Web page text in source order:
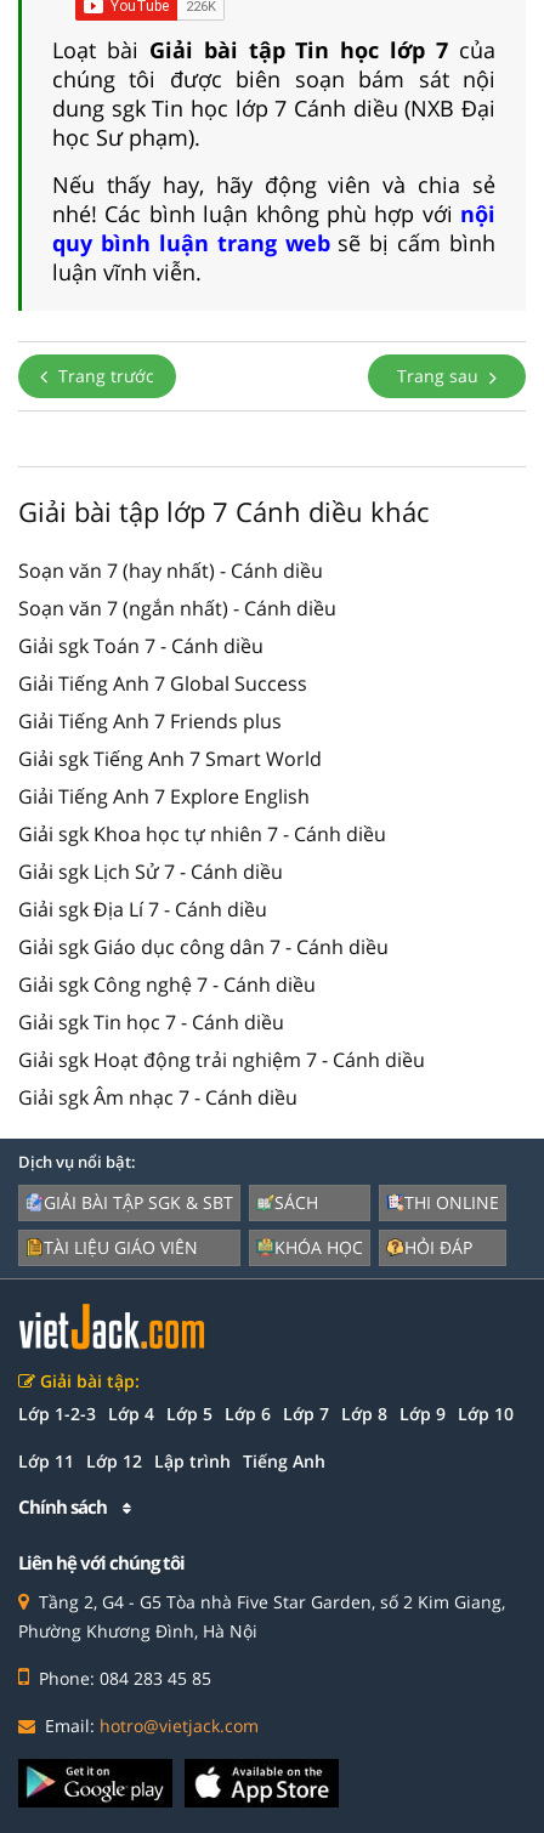
Loạt bài Giải bài tập Tin học lớp 7 của
chúng tôi được biên soạn bám sát nội
dung sgk Tin học lớp 7 Cánh diều (NXB Đại
học Sư phạm).
Nếu thấy hay, hãy động viên và chia sẻ
nhé! Các bình luận không phù hợp với nội
quy bình luận trang websẽ bị cấm bình
luận vĩnh viễn.
Trang trước Trang sau
Giải bài tập lớp 7 Cánh diều khác
Soạn văn 7 (hay nhất) - Cánh diều
Soạn văn 7 (ngắn nhất) - Cánh diều
Giải sgk Toán 7 - Cánh diều
Giải Tiếng Anh 7 Global Success
Giải Tiếng Anh 7 Friends plus
Giải sgk Tiếng Anh 7 Smart World
Giải Tiếng Anh 7 Explore English
Giải sgk Khoa học tự nhiên 7 - Cánh diều
Giải sgk Lịch Sử 7 - Cánh diều
Giải sgk Địa Lí 7 - Cánh diều
Giải sgk Giáo dục công dân 7 - Cánh diều
Giải sgk Công nghệ 7 - Cánh diều
Giải sgk Tin học 7 - Cánh diều
Giải sgk Hoạt động trải nghiệm 7 - Cánh diều
Giải sgk Âm nhạc 7 - Cánh diều
Dịch vụ nổi bật:
GIẢI BÀI TẬP SGK & SBT
TÀI LIỆU GIÁO VIÊN
SÁCH
KHÓA HỌC
THI ONLINE
HỎI ĐÁP
Giải bài tập:
Lớp 1-2-3 Lớp 4 Lớp 5 Lớp 6 Lớp 7 Lớp 8 Lớp 9 Lớp 10
Lớp 11 Lớp 12 Lập trình Tiếng Anh
Chính sách
Liên hệ với chúng tôi
Tầng 2, G4 - G5 Tòa nhà Five Star Garden, số 2 Kim Giang,
Phường Khương Đình, Hà Nội
Phone: 084 283 45 85
Email: hotro@vietjack.com